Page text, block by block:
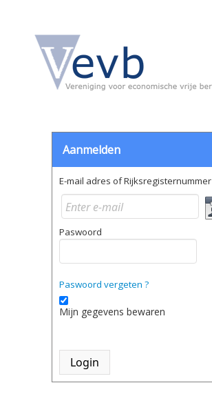
Aanmelden
E-mail adres of Rijksregisternummer
Paswoord
Paswoord vergeten ?
Mijn gegevens bewaren